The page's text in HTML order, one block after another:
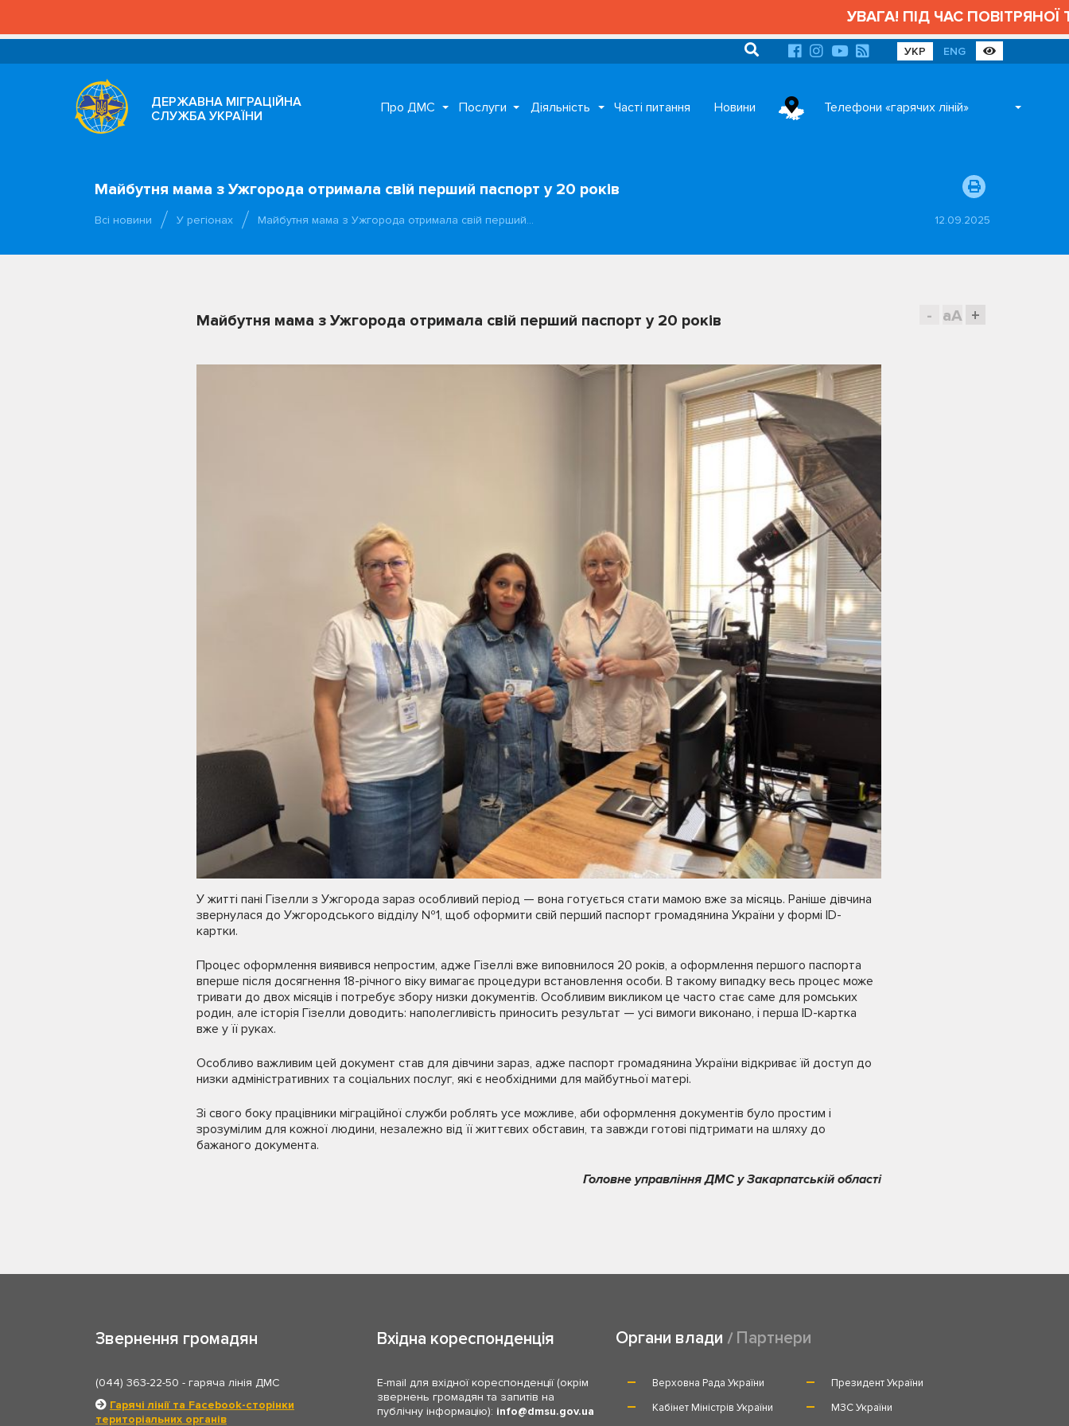
УВАГА! ПІД ЧАС ПОВІТРЯНОЇ
УКР ENG
ДЕРЖАВНА МІГРАЦІЙНА
СЛУЖБА УКРАЇНИ
Про ДМС Послуги Діяльність Часті питання Новини Телефони «гарячих ліній»
Майбутня мама з Ужгорода отримала свій перший паспорт у 20 років
Всі новини У регіонах Майбутня мама з Ужгорода отримала свій перший… 12.09.2025
- aA +
Майбутня мама з Ужгорода отримала свій перший паспорт у 20 років
У житті пані Гізелли з Ужгорода зараз особливий період — вона готується стати мамою вже за місяць. Раніше дівчина
звернулася до Ужгородського відділу №1, щоб оформити свій перший паспорт громадянина України у формі ID-
картки.
Процес оформлення виявився непростим, адже Гізеллі вже виповнилося 20 років, а оформлення першого паспорта
вперше після досягнення 18-річного віку вимагає процедури встановлення особи. В такому випадку весь процес може
тривати до двох місяців і потребує збору низки документів. Особливим викликом це часто стає саме для ромських
родин, але історія Гізелли доводить: наполегливість приносить результат — усі вимоги виконано, і перша ID-картка
вже у її руках.
Особливо важливим цей документ став для дівчини зараз, адже паспорт громадянина України відкриває їй доступ до
низки адміністративних та соціальних послуг, які є необхідними для майбутньої матері.
Зі свого боку працівники міграційної служби роблять усе можливе, аби оформлення документів було простим і
зрозумілим для кожної людини, незалежно від її життєвих обставин, та завжди готові підтримати на шляху до
бажаного документа.
Головне управління ДМС у Закарпатській області
Звернення громадян
(044) 363-22-50 - гаряча лінія ДМС
Гарячі лінії та Facebook-сторінки
територіальних органів
Вхідна кореспонденція
E-mail для вхідної кореспонденції (окрім
звернень громадян та запитів на
публічну інформацію): info dmsu.gov.ua
Органи влади Партнери
Верховна Рада України
Президент України
Кабінет Міністрів України
МЗС України